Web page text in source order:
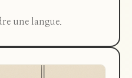
une langue.